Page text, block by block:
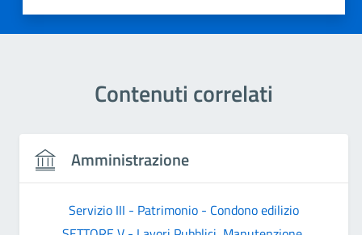
Valuta 5 stelle su 5
Valuta 4 stelle su 5
Valuta 3 stelle su 5
Valuta 2 stelle su 5
Valuta 1 stelle su 5
Contenuti correlati
Amministrazione
Servizio III - Patrimonio - Condono edilizio